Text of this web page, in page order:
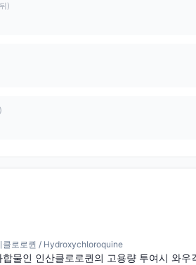
)
클로로퀸 / Hydroxychloroquine
합물인 인산클로로퀸의 고용량 투여시 와